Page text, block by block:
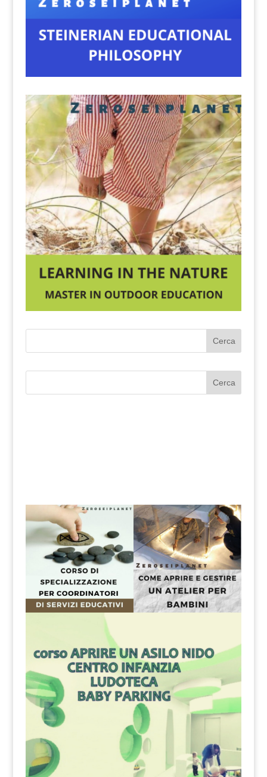
Cerca
Cerca